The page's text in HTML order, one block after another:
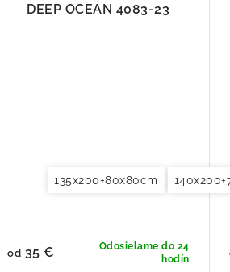
DEEP OCEAN 4083-23
135x200+80x80cm
Odosielame do 24
hodín
od 35 €